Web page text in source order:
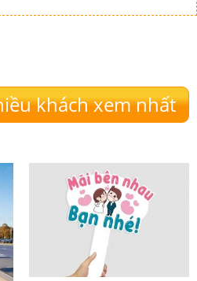
khách xem nhất